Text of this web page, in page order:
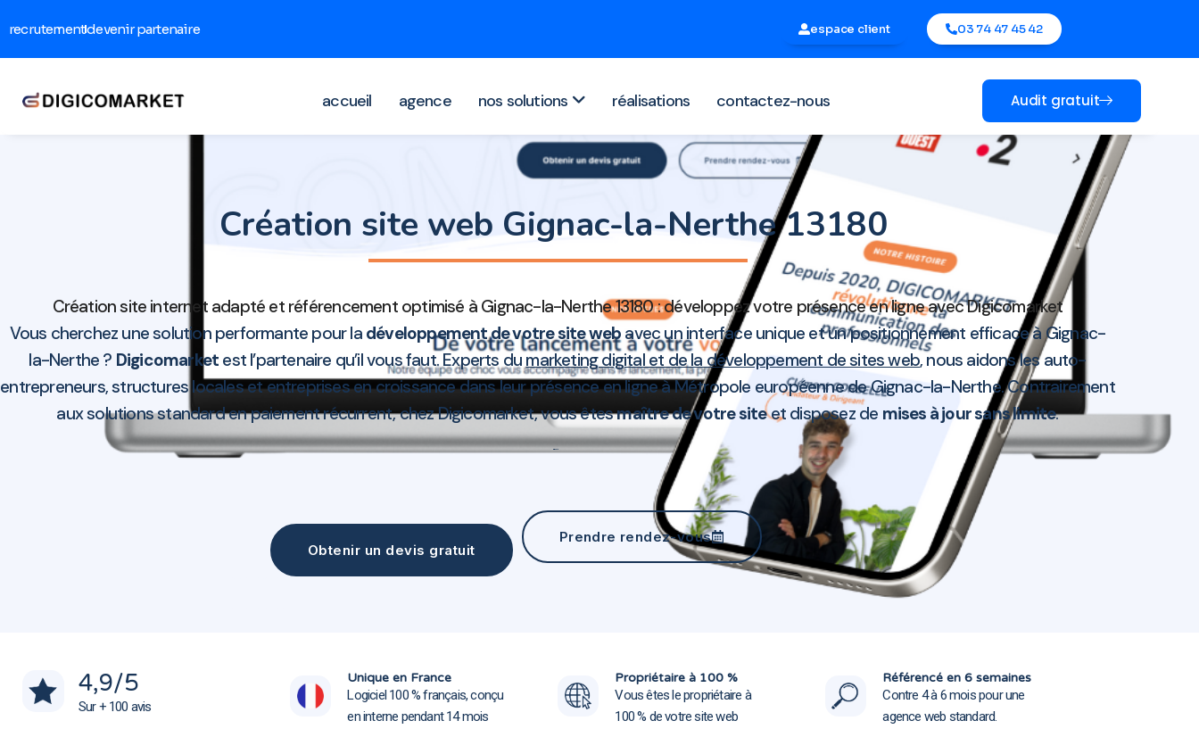
recrutementdevenir partenaire espace client 03 74 47 45 42
accueil agence nos solutions réalisations contactez-nous Audit gratuit
Création site web Gignac-la-Nerthe 13180
Création site internet adapté et référencement optimisé à Gignac-la-Nerthe 13180 : développez votre présence en ligne avec Digicomarket
Vous cherchez une solution performante pour la développement de votre site web avec un interface unique et un positionnement efficace à Gignac-
la-Nerthe ? Digicomarket est l’partenaire qu’il vous faut. Experts du marketing digital et de la développement de sites web, nous aidons les auto-
entrepreneurs, structures locales et entreprises en croissance dans leur présence en ligne à Métropole européenne de Gignac-la-Nerthe. Contrairement
aux solutions standard en paiement récurrent, chez Digicomarket, vous êtesmaître de votre siteet disposez de mises à jour sans limite.
Obtenir un devis gratuit
Prendre rendez-vous
4,9/5
Sur + 100 avis
Unique en France
Logiciel 100 % français, conçu
en interne pendant 14 mois
Propriétaire à 100 %
Vous êtes le propriétaire à
100 % de votre site web
Référencé en 6 semaines
Contre 4 à 6 mois pour une
agence web standard.